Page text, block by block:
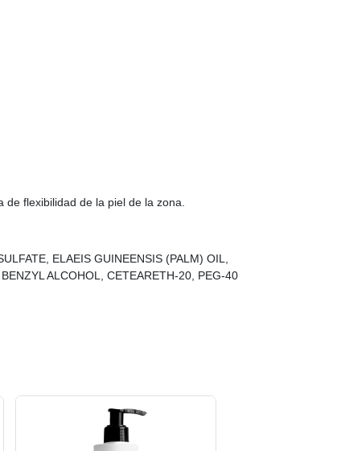
flexibilidad de la piel de la zona.
ELAEIS GUINEENSIS (PALM) OIL,
ALCOHOL, CETEARETH-20, PEG-40